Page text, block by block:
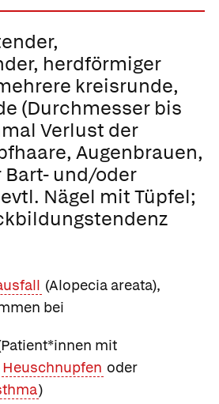
herdförmiger
kreisrunde,
(Durchmesser bis
Verlust der
Augenbrauen,
und/oder
Nägel mit Tüpfel;
(Alopecia areata),
bei
mit
Heuschnupfen oder
)